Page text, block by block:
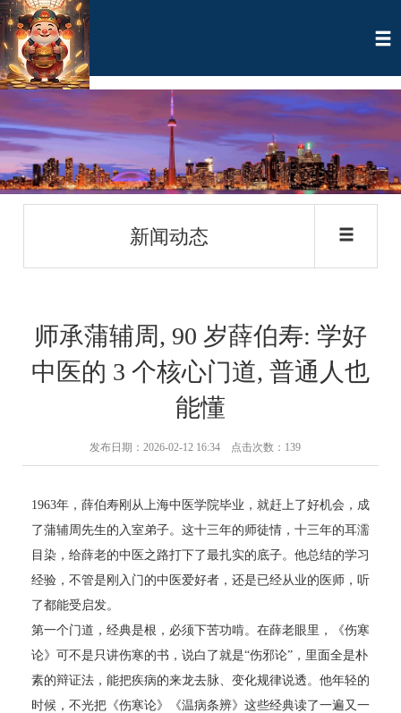
新闻动态
师承蒲辅周, 90 岁薛伯寿: 学好
中医的 3 个核心门道, 普通人也
能懂
发布日期：2026-02-12 16:34 点击次数：139
1963年，薛伯寿刚从上海中医学院毕业，就赶上了好机会，成
了蒲辅周先生的入室弟子。这十三年的师徒情，十三年的耳濡
目染，给薛老的中医之路打下了最扎实的底子。他总结的学习
经验，不管是刚入门的中医爱好者，还是已经从业的医师，听
了都能受启发。
第一个门道，经典是根，必须下苦功啃。在薛老眼里，《伤寒
论》可不是只讲伤寒的书，说白了就是“伤邪论”，里面全是朴
素的辩证法，能把疾病的来龙去脉、变化规律说透。他年轻的
时候，不光把《伤寒论》《温病条辨》这些经典读了一遍又一